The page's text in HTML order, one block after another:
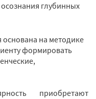
глубинных
основана на методике
формировать
приобретают